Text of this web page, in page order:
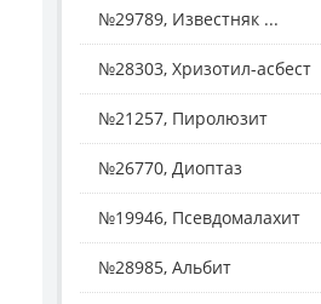
№29789, Известняк ...
№28303, Хризотил-асбест
№21257, Пиролюзит
№26770, Диоптаз
№19946, Псевдомалахит
№28985, Альбит